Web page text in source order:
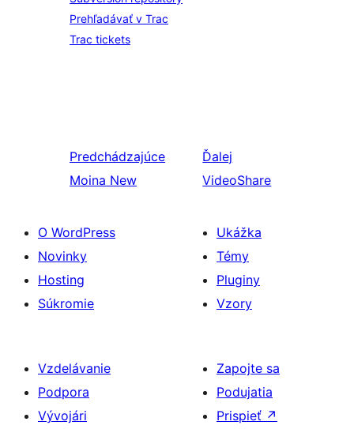
Prehľadávať v Trac
Trac tickets
Predchádzajúce
Moina New
Ďalej
VideoShare
O WordPress
Novinky
Hosting
Súkromie
Ukážka
Témy
Pluginy
Vzory
Vzdelávanie
Podpora
Vývojári
Zapojte sa
Podujatia
Prispieť ↗